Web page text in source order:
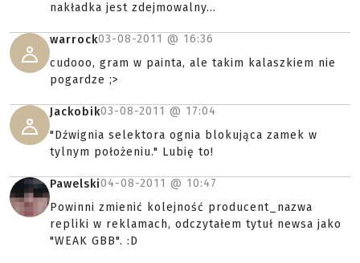
nakładka jest zdejmowalny...
warrock03-08-2011 @ 16:36
cudooo, gram w painta, ale takim kalaszkiem nie
pogardze ;>
Jackobik03-08-2011 @ 17:04
"Dźwignia selektora ognia blokująca zamek w
tylnym położeniu." Lubię to!
Pawelski04-08-2011 @ 10:47
Powinni zmienić kolejność producent_nazwa
repliki w reklamach, odczytałem tytuł newsa jako
"WEAK GBB". :D